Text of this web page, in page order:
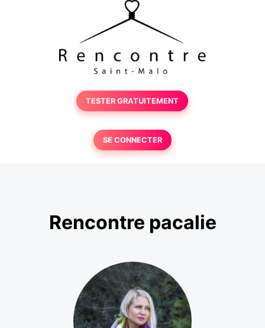
TESTER GRATUITEMENT
SE CONNECTER
Rencontre pacalie